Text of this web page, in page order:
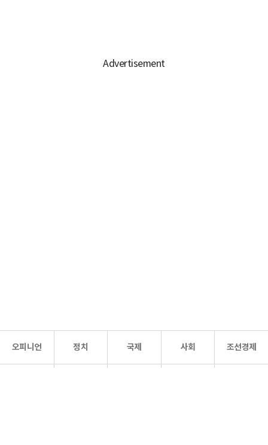
오피니언 정치 국제 사회 조선경제